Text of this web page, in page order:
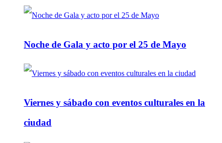
Noche de Gala y acto por el 25 de Mayo
Viernes y sábado con eventos culturales en la
ciudad